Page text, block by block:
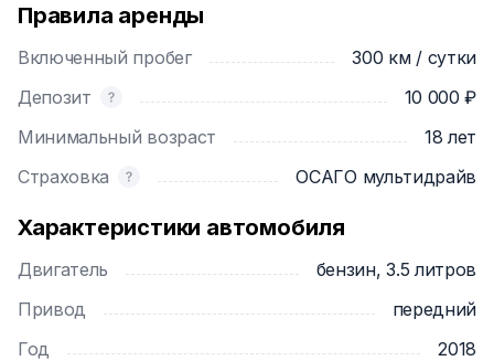
Правила аренды
Включенный пробег
300 км / сутки
Депозит
10 000 ₽
Минимальный возраст
18 лет
Страховка
ОСАГО мультидрайв
Характеристики автомобиля
Двигатель
бензин, 3.5 литров
Привод
передний
Год
2018